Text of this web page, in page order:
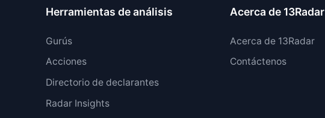
Herramientas de análisis
Gurús
Acciones
Directorio de declarantes
Radar Insights
Acerca de 13Radar
Acerca de 13Radar
Contáctenos